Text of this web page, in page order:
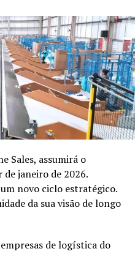
ampliam a
Leapmotor e parcerias
no mercado.
ter mais opções e
escala, diversidade
automotivo nacional.
varejo e no
consumidor
Sales, assumirá o
janeiro de 2026.
novo ciclo estratégico.
da sua visão de longo
de logística do